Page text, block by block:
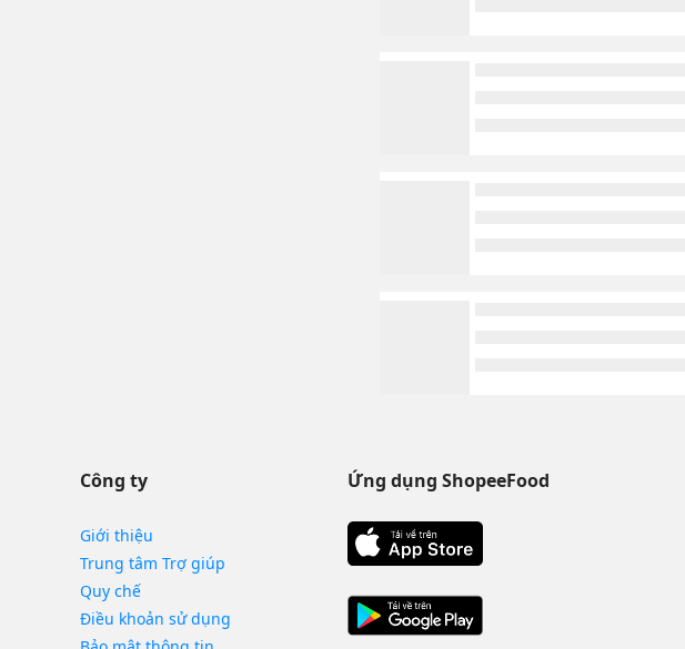
Công ty
Giới thiệu
Trung tâm Trợ giúp
Quy chế
Điều khoản sử dụng
Ứng dụng ShopeeFood